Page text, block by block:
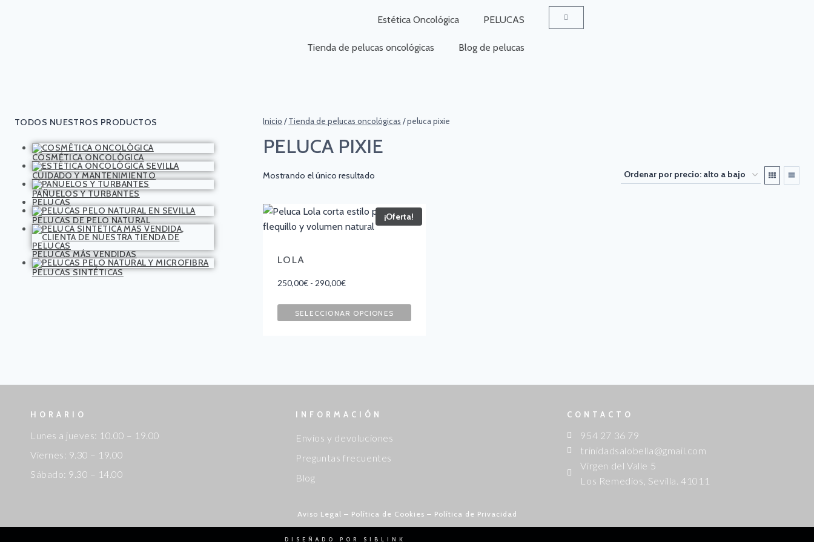
Estética Oncológica PELUCAS
Tienda de pelucas oncológicas Blog de pelucas
Inicio / Tienda de pelucas oncológicas /peluca pixie
PELUCA PIXIE
Mostrando el único resultado
¡Oferta!
LOLA
250,00€ - 290,00€
SELECCIONAR OPCIONES
TODOS NUESTROS PRODUCTOS
COSMÉTICA ONCOLÓGICA
CUIDADO Y MANTENIMIENTO
PAÑUELOS Y TURBANTES
PELUCAS
PELUCAS DE PELO NATURAL
PELUCAS MÁS VENDIDAS
PELUCAS SINTÉTICAS
HORARIO
Lunes a jueves: 10.00 – 19.00
Viernes: 9.30 – 19.00
Sábado: 9.30 – 14.00
INFORMACIÓN
Envíos y devoluciones
Preguntas frecuentes
Blog
CONTACTO
954 27 36 79
trinidadsalobella@gmail.com
Virgen del Valle 5
Los Remedios, Sevilla. 41011
Aviso Legal – Política de Cookies – Política de Privacidad
DISEÑADO POR SIBLINK